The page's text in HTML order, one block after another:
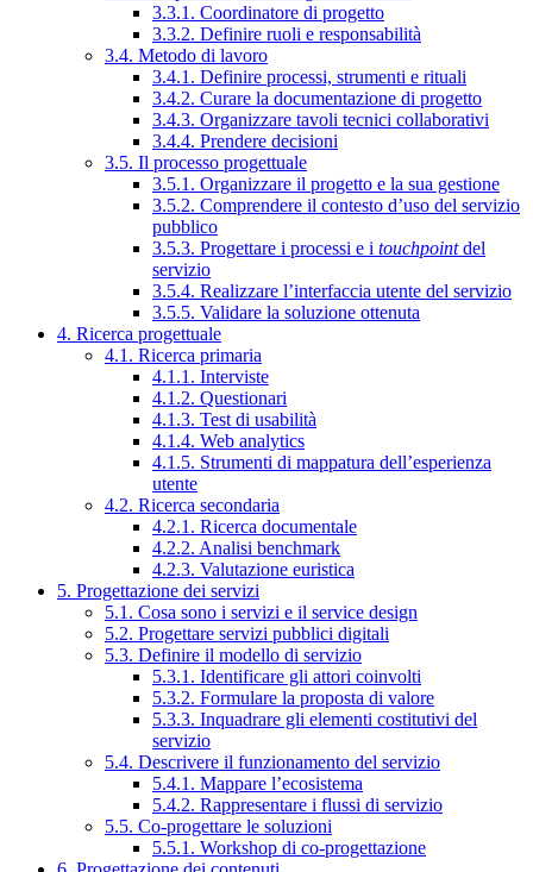
3.3.1. Coordinatore di progetto
3.3.2. Definire ruoli e responsabilità
3.4. Metodo di lavoro
3.4.1. Definire processi, strumenti e rituali
3.4.2. Curare la documentazione di progetto
3.4.3. Organizzare tavoli tecnici collaborativi
3.4.4. Prendere decisioni
3.5. Il processo progettuale
3.5.1. Organizzare il progetto e la sua gestione
3.5.2. Comprendere il contesto d’uso del servizio
pubblico
3.5.3. Progettare i processi e i touchpointdel
servizio
3.5.4. Realizzare l’interfaccia utente del servizio
3.5.5. Validare la soluzione ottenuta
4. Ricerca progettuale
4.1. Ricerca primaria
4.1.1. Interviste
4.1.2. Questionari
4.1.3. Test di usabilità
4.1.4. Web analytics
4.1.5. Strumenti di mappatura dell’esperienza
utente
4.2. Ricerca secondaria
4.2.1. Ricerca documentale
4.2.2. Analisi benchmark
4.2.3. Valutazione euristica
5. Progettazione dei servizi
5.1. Cosa sono i servizi e il service design
5.2. Progettare servizi pubblici digitali
5.3. Definire il modello di servizio
5.3.1. Identificare gli attori coinvolti
5.3.2. Formulare la proposta di valore
5.3.3. Inquadrare gli elementi costitutivi del
servizio
5.4. Descrivere il funzionamento del servizio
5.4.1. Mappare l’ecosistema
5.4.2. Rappresentare i flussi di servizio
5.5. Co-progettare le soluzioni
5.5.1. Workshop di co-progettazione